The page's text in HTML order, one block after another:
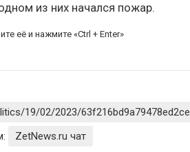
из них начался пожар.
её и нажмите «Ctrl + Enter»
19/02/2023/
ZetNews.ru чат